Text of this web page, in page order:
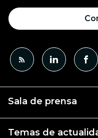
Sala de prensa
Temas de